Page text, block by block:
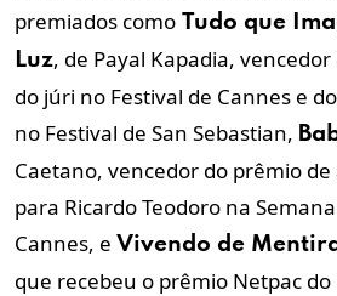
premiados como Tudo que
Luz, de Payal Kapadia,
do júri no Festival de Cannes e
no Festival de San Sebastian,
Caetano, vencedor do prêmio
para Ricardo Teodoro na
Cannes, e Vivendo de
que recebeu o prêmio Netpac do